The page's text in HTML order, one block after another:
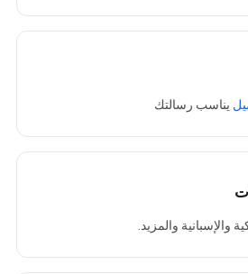
يناسب رسالتك
والإسبانية والمزيد.